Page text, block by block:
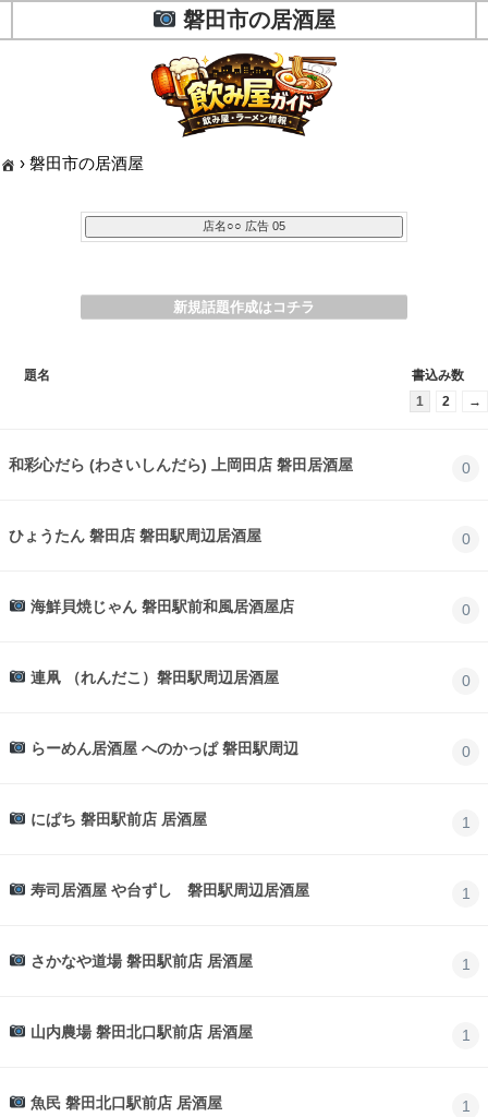
磐田市の居酒屋
› 磐田市の居酒屋
新規話題作成はコチラ
題名
書込み数
1
2 →
和彩心だら (わさいしんだら) 上岡田店 磐田居酒屋 0
ひょうたん 磐田店 磐田駅周辺居酒屋 0
海鮮貝焼じゃん 磐田駅前和風居酒屋店 0
連凧 （れんだこ）磐田駅周辺居酒屋 0
らーめん居酒屋 へのかっぱ 磐田駅周辺 0
にぱち 磐田駅前店 居酒屋 1
寿司居酒屋 や台ずし 磐田駅周辺居酒屋 1
さかなや道場 磐田駅前店 居酒屋 1
山内農場 磐田北口駅前店 居酒屋 1
魚民 磐田北口駅前店 居酒屋 1